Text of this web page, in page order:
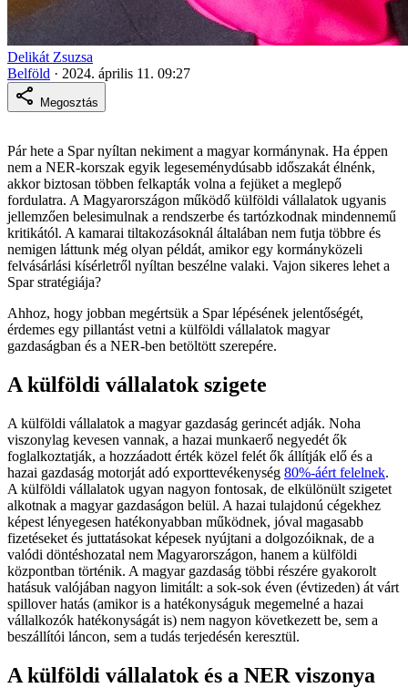
Delikát Zsuzsa
Belföld · 2024. április 11. 09:27
Megosztás
Pár hete a Spar nyíltan nekiment a magyar kormánynak. Ha éppen
nem a NER-korszak egyik legeseménydúsabb időszakát élnénk,
akkor biztosan többen felkapták volna a fejüket a meglepő
fordulatra. A Magyarországon működő külföldi vállalatok ugyanis
jellemzően belesimulnak a rendszerbe és tartózkodnak mindennemű
kritikától. A kamarai tiltakozásoknál általában nem futja többre és
nemigen láttunk még olyan példát, amikor egy kormányközeli
felvásárlási kísérletről nyíltan beszélne valaki. Vajon sikeres lehet a
Spar stratégiája?
Ahhoz, hogy jobban megértsük a Spar lépésének jelentőségét,
érdemes egy pillantást vetni a külföldi vállalatok magyar
gazdaságban és a NER-ben betöltött szerepére.
A külföldi vállalatok szigete
A külföldi vállalatok a magyar gazdaság gerincét adják. Noha
viszonylag kevesen vannak, a hazai munkaerő negyedét ők
foglalkoztatják, a hozzáadott érték közel felét ők állítják elő és a
hazai gazdaság motorját adó exporttevékenység 80%-áért felelnek.
A külföldi vállalatok ugyan nagyon fontosak, de elkülönült szigetet
alkotnak a magyar gazdaságon belül. A hazai tulajdonú cégekhez
képest lényegesen hatékonyabban működnek, jóval magasabb
fizetéseket és juttatásokat képesek nyújtani a dolgozóiknak, de a
valódi döntéshozatal nem Magyarországon, hanem a külföldi
központban történik. A magyar gazdaság többi részére gyakorolt
hatásuk valójában nagyon limitált: a sok-sok éven (évtizeden) át várt
spillover hatás (amikor is a hatékonyságuk megemelné a hazai
vállalkozók hatékonyságát is) nem nagyon következett be, sem a
beszállítói láncon, sem a tudás terjedésén keresztül.
A külföldi vállalatok és a NER viszonya